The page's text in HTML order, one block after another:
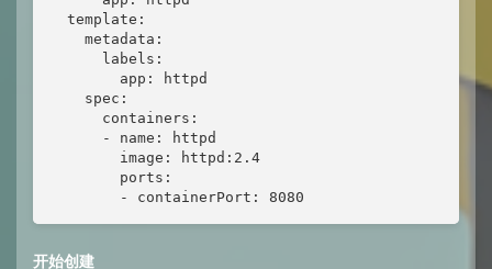
  template:
metadata:
labels:
app: httpd
spec:
containers:
- name: httpd
image: httpd:2.4
ports:
- containerPort: 8080
开始创建